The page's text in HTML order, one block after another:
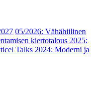
05/2026: Vähähiilinen
kiertotalous 2025:
Talks 2024: Moderni ja